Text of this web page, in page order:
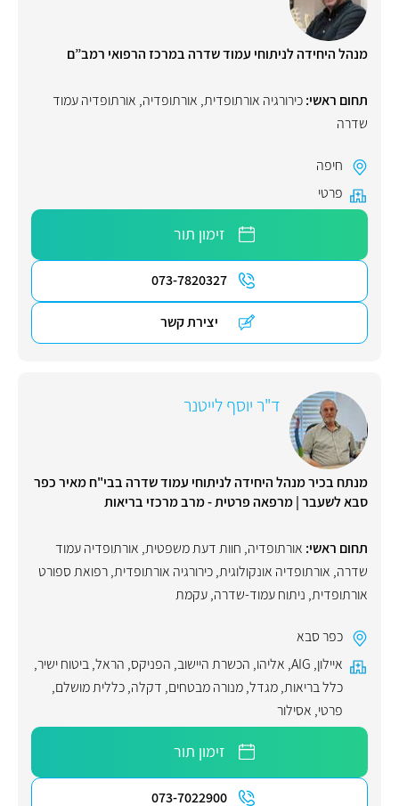
מנהל היחידה לניתוחי עמוד שדרה במרכז הרפואי רמב”ם
תחום ראשי:כירורגיה אורתופדית, אורתופדיה, אורתופדיה עמוד
שדרה
חיפה
פרטי
זימון תור
073-7820327
יצירת קשר
ד"ר יוסף לייטנר
מנתח בכיר מנהל היחידה לניתוחי עמוד שדרה בבי"ח מאיר כפר
סבא לשעבר | מרפאה פרטית - מרב מרכזי בריאות
תחום ראשי: אורתופדיה, חוות דעת משפטית, אורתופדיה עמוד
שדרה, אורתופדיה אונקולוגית,כירורגיה אורתופדית,רפואת ספורט
אורתופדית, ניתוח עמוד-שדרה,עקמת
כפר סבא
איילון,
AIG
, אליהו, הכשרת היישוב, הפניקס, הראל,ביטוח ישיר,
כלל בריאות,מגדל,מנורה מבטחים, דקלה,כללית מושלם,
פרטי, אסילור
זימון תור
073-7022900